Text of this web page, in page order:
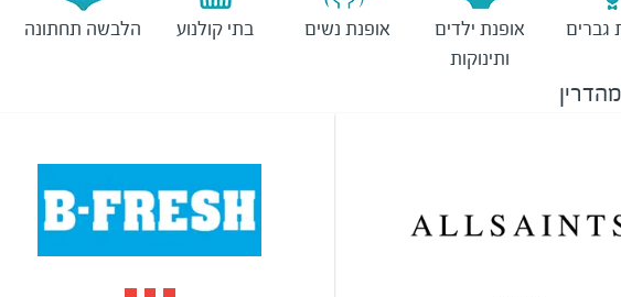
גברים
אופנת ילדים
ותינוקות
אופנת נשים בתי קולנוע הלבשה תחתונה